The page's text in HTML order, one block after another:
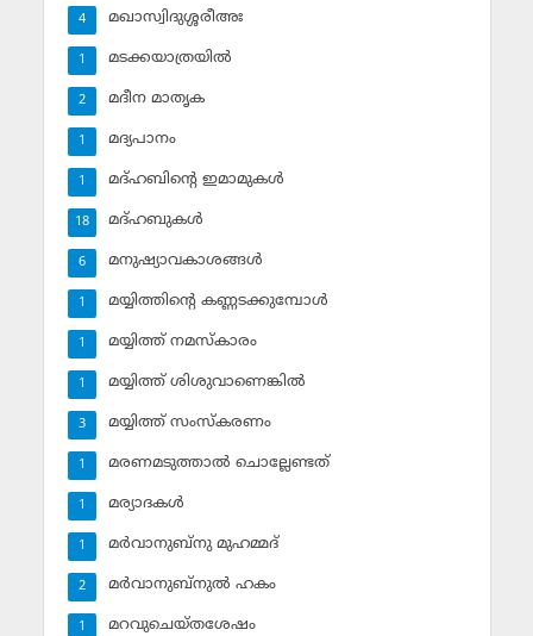
മഖാസ്വിദുശ്ശരീഅഃ
4
മടക്കയാത്രയില്‍
1
മദീന മാതൃക
2
മദ്യപാനം
1
മദ്ഹബിന്റെ ഇമാമുകള്‍
1
മദ്ഹബുകള്‍
18
മനുഷ്യാവകാശങ്ങള്‍
6
മയ്യിത്തിന്റെ കണ്ണടക്കുമ്പോള്‍
1
മയ്യിത്ത് നമസ്‌കാരം
1
മയ്യിത്ത് ശിശുവാണെങ്കില്‍
1
മയ്യിത്ത് സംസ്‌കരണം
3
മരണമടുത്താല്‍ ചൊല്ലേണ്ടത്
1
മര്യാദകള്‍
1
മര്‍വാനുബ്‌നു മുഹമ്മദ്
1
മര്‍വാനുബ്‌നുല്‍ ഹകം
2
മറവുചെയ്തശേഷം
1